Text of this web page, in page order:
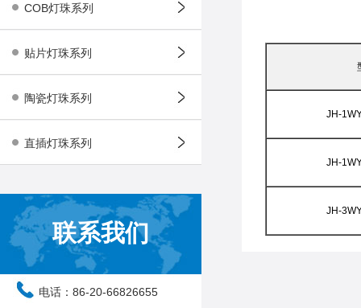
COB灯珠系列
贴片灯珠系列
陶瓷灯珠系列
直插灯珠系列
联系我们
电话：86-20-66826655
JH-
JH-
JH-